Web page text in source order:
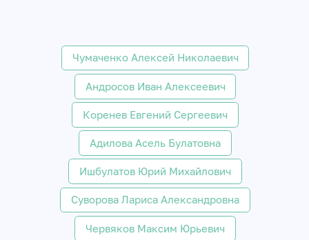
Чумаченко Алексей Николаевич
Андросов Иван Алексеевич
Коренев Евгений Сергеевич
Адилова Асель Булатовна
Ишбулатов Юрий Михайлович
Суворова Лариса Александровна
Червяков Максим Юрьевич